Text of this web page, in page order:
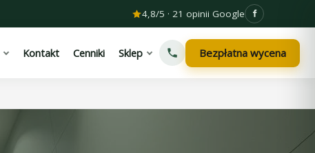
4,8/5 · 21 opinii Google
Kontakt Cenniki Sklep Bezpłatna wycena